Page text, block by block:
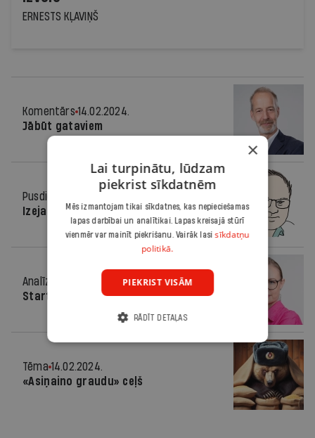
ERNESTS KĻAVIŅŠ
Komentārs 14.02.2024.
Jābūt gataviem
Pusdienās
Izeja no depresijas ir!
Analīze
Starts!
Tēma 14.02.2024.
«Asiņaino graudu» ceļš
×
Lai turpinātu, lūdzam
piekrist sīkdatnēm
Mēs izmantojam tikai sīkdatnes, kas nepieciešamas
lapas darbībai un analītikai. Lapas kreisajā stūrī
vienmēr var mainīt piekrišanu. Vairāk lasisīkdatņu
politikā.
PIEKRIST VISĀM
RĀDĪT DETAĻAS